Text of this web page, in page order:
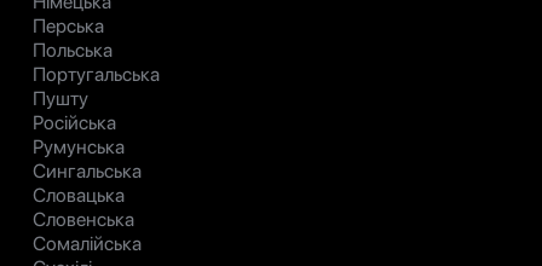
Перська
Польська
Португальська
Пушту
Російська
Румунська
Сингальська
Словацька
Словенська
Сомалійська